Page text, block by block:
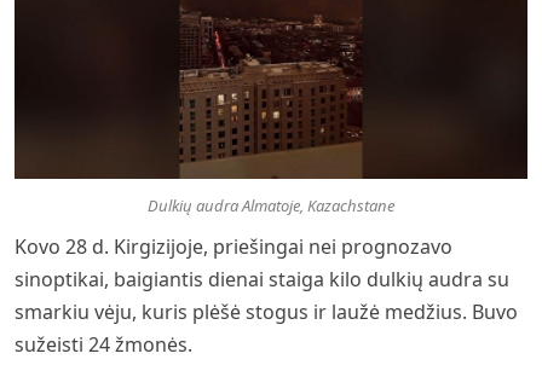
Dulkių audra Almatoje, Kazachstane
Kovo 28 d. Kirgizijoje, priešingai nei prognozavo
sinoptikai, baigiantis dienai staiga kilo dulkių audra su
smarkiu vėju, kuris plėšė stogus ir laužė medžius. Buvo
sužeisti 24 žmonės.